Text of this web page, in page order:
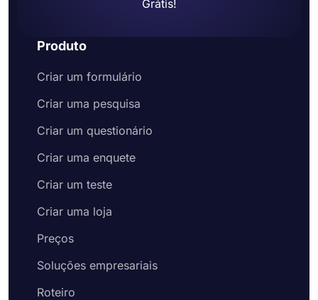
Grátis!
Produto
Criar um formulário
Criar uma pesquisa
Criar um questionário
Criar uma enquete
Criar um teste
Criar uma loja
Preços
Soluções empresariais
Roteiro